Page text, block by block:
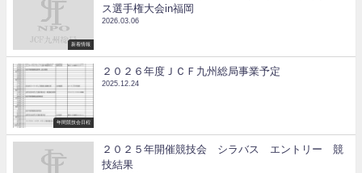
新着情報
ス選手権大会in福岡
2026.03.06
年間競技会日程
２０２６年度ＪＣＦ九州総局事業予定
2025.12.24
２０２５年開催競技会 シラバス エントリー 競
技結果